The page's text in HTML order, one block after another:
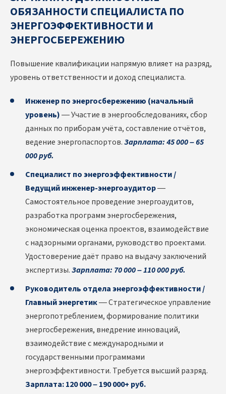
ОБЯЗАННОСТИ СПЕЦИАЛИСТА ПО
ЭНЕРГОЭФФЕКТИВНОСТИ И
ЭНЕРГОСБЕРЕЖЕНИЮ
Повышение квалификации напрямую влияет на разряд,
уровень ответственности и доход специалиста.
Инженер по энергосбережению (начальный
уровень)— Участие в энергообследованиях, сбор
данных по приборам учёта, составление отчётов,
ведение энергопаспортов.Зарплата: 45 000 – 65
000 руб.
Специалист по энергоэффективности /
Ведущий инженер-энергоаудитор—
Самостоятельное проведение энергоаудитов,
разработка программ энергосбережения,
экономическая оценка проектов, взаимодействие
с надзорными органами, руководство проектами.
Удостоверение даёт право на выдачу заключений
экспертизы.Зарплата: 70 000 – 110 000 руб.
Руководитель отдела энергоэффективности /
Главный энергетик— Стратегическое управление
энергопотреблением, формирование политики
энергосбережения, внедрение инноваций,
взаимодействие с международными и
государственными программами
энергоэффективности. Требуется высший разряд.
Зарплата: 120 000 – 190 000+ руб.